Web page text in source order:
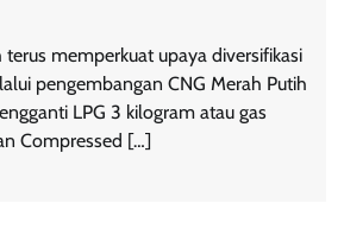
terus memperkuat upaya diversifikasi
pengembangan CNG Merah Putih
LPG 3 kilogram atau gas
Compressed […]